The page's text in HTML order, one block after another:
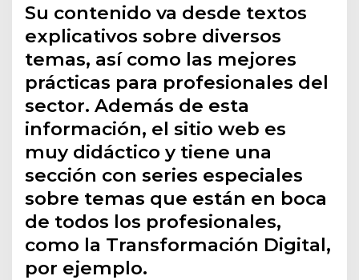
Su contenido va desde textos
explicativos sobre diversos
temas, así como las mejores
prácticas para profesionales del
sector. Además de esta
información, el sitio web es
muy didáctico y tiene una
sección con series especiales
sobre temas que están en boca
de todos los profesionales,
como la Transformación Digital,
por ejemplo.